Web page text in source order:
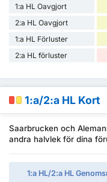
1:a HL Oavgjort
2:a HL Oavgjort
1:a HL Förluster
2:a HL förluster
1:a/2:a HL Kort
Saarbrucken och
andra halvlek för dina
1:a HL/2:a HL